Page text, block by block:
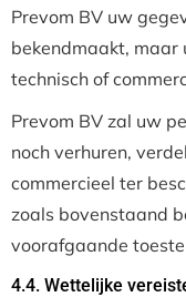
Prevom BV uw
bekendmaakt,
technisch of
Prevom BV zal uw
noch verhuren,
commercieel ter
zoals bovenstaand
voorafgaande
4.4. Wettelijke